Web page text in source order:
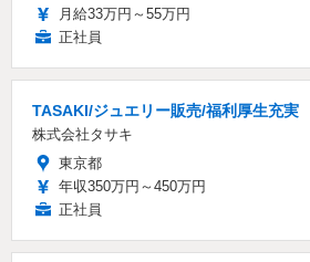
月給33万円～55万円
正社員
TASAKI/ジュエリー販売/福利厚生充実
株式会社タサキ
東京都
年収350万円～450万円
正社員